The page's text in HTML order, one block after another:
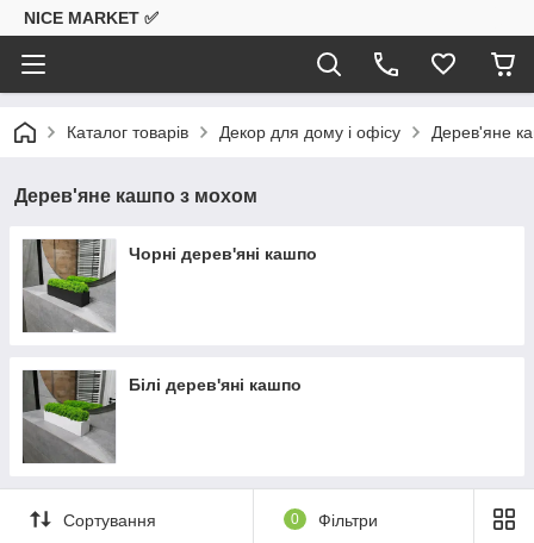
NICE MARKET ✅
Каталог товарів Декор для дому і офісу Дерев'яне
Дерев'яне кашпо з мохом
Чорні дерев'яні кашпо
Білі дерев'яні кашпо
Сортування 0 Фільтри